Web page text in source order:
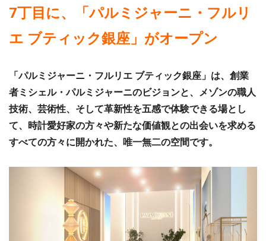
7丁目に、「パルミジャーニ・フルリ
エ ブティック銀座」がオープン
「パルミジャーニ・フルリエ ブティック銀座」は、創業
者ミシェル・パルミジャーニのビジョンと、メゾンの職人
技術、芸術性、そして革新性を五感で体験できる場とし
て、時計愛好家の方々や新たな価値観との出会いを求める
すべての方々に開かれた、唯一無二の空間です。